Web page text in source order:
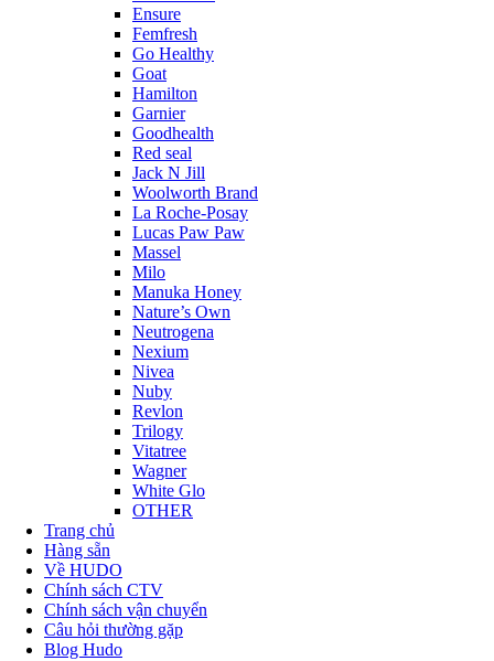
Ensure
Femfresh
Go Healthy
Goat
Hamilton
Garnier
Goodhealth
Red seal
Jack N Jill
Woolworth Brand
La Roche-Posay
Lucas Paw Paw
Massel
Milo
Manuka Honey
Nature’s Own
Neutrogena
Nexium
Nivea
Nuby
Revlon
Trilogy
Vitatree
Wagner
White Glo
OTHER
Trang chủ
Hàng sẵn
Về HUDO
Chính sách CTV
Chính sách vận chuyển
Câu hỏi thường gặp
Blog Hudo